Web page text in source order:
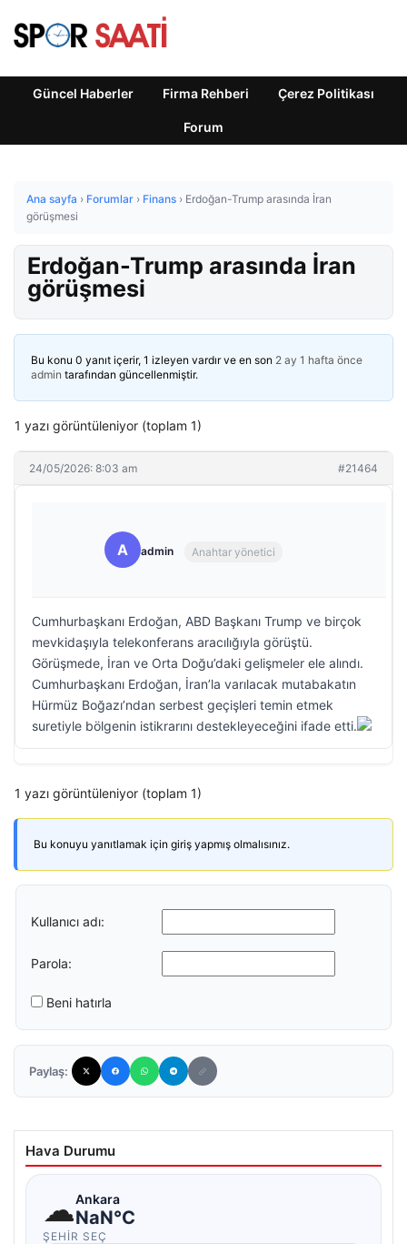
Güncel Haberler Firma Rehberi Çerez Politikası
Forum
Ana sayfa › Forumlar › Finans › Erdoğan-Trump arasında İran
görüşmesi
Erdoğan-Trump arasında İran
görüşmesi
Bu konu 0 yanıt içerir, 1 izleyen vardır ve en son 2 ay 1 hafta önce
admin tarafından güncellenmiştir.
1 yazı görüntüleniyor (toplam 1)
24/05/2026: 8:03 am #21464
A admin Anahtar yönetici
Cumhurbaşkanı Erdoğan, ABD Başkanı Trump ve birçok
mevkidaşıyla telekonferans aracılığıyla görüştü.
Görüşmede, İran ve Orta Doğu’daki gelişmeler ele alındı.
Cumhurbaşkanı Erdoğan, İran’la varılacak mutabakatın
Hürmüz Boğazı’ndan serbest geçişleri temin etmek
suretiyle bölgenin istikrarını destekleyeceğini ifade etti.
1 yazı görüntüleniyor (toplam 1)
Bu konuyu yanıtlamak için giriş yapmış olmalısınız.
Kullanıcı adı:
Parola:
Beni hatırla
Paylaş:
Hava Durumu
☁Ankara
NaN°C
ŞEHIR SEÇ